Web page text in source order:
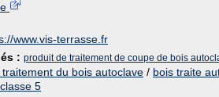
www.vis-terrasse.fr
: produit de traitement de coupe de bois
du bois autoclave / bois traite
5